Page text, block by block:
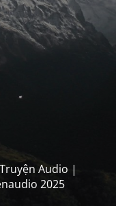
Audio |
2025